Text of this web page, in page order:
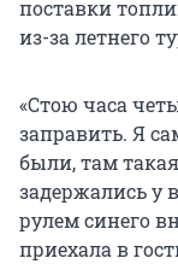
поставки
из-за летнего
«Стою часа
заправить. Я
были, там
задержались у
рулем синего
приехала в